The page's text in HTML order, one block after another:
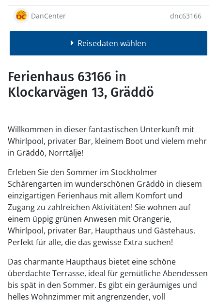
DanCenter dnc63166
Reisedaten wählen
Ferienhaus 63166 in
Klockarvägen 13, Gräddö
Willkommen in dieser fantastischen Unterkunft mit
Whirlpool, privater Bar, kleinem Boot und vielem mehr
in Gräddö, Norrtälje!
Erleben Sie den Sommer im Stockholmer
Schärengarten im wunderschönen Gräddö in diesem
einzigartigen Ferienhaus mit allem Komfort und
Zugang zu zahlreichen Aktivitäten! Sie wohnen auf
einem üppig grünen Anwesen mit Orangerie,
Whirlpool, privater Bar, Haupthaus und Gästehaus.
Perfekt für alle, die das gewisse Extra suchen!
Das charmante Haupthaus bietet eine schöne
überdachte Terrasse, ideal für gemütliche Abendessen
bis spät in den Sommer. Es gibt ein geräumiges und
helles Wohnzimmer mit angrenzender, voll